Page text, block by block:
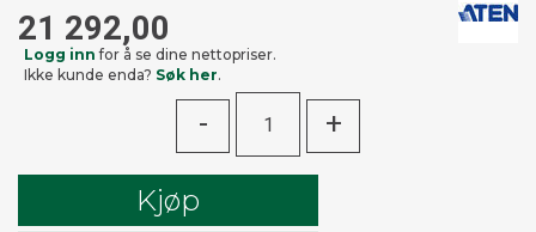
21 292,00
Logg inn for å se dine nettopriser.
Ikke kunde enda? Søk her.
- +
Kjøp